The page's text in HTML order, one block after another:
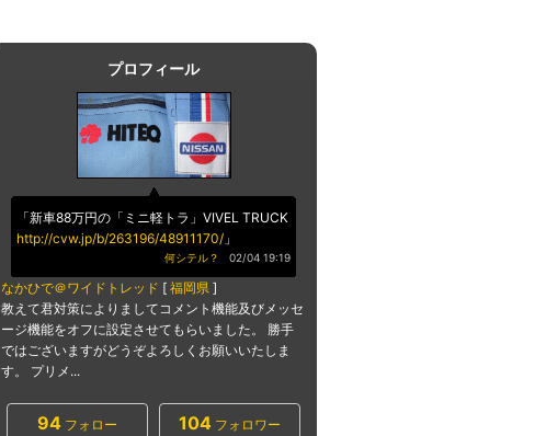
プロフィール
「新車88万円の「ミニ軽トラ」VIVEL TRUCK
http://cvw.jp/b/263196/48911170/ 」
何シテル？ 02/04 19:19
なかひで＠ワイドトレッド [ 福岡県 ]
教えて君対策によりましてコメント機能及びメッセ
ージ機能をオフに設定させてもらいました。 勝手
ではございますがどうぞよろしくお願いいたしま
す。 プリメ...
94 フォロー 104 フォロワー